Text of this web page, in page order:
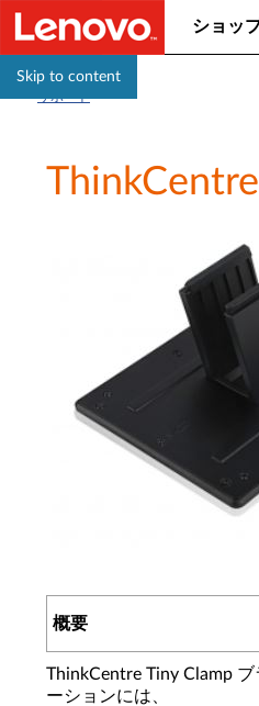
Skip to content
ショッ
サポート
概要
ThinkCentre Tiny Clamp
ーションには、